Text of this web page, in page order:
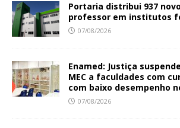
Portaria distribui 937
professor em institutos
07/08/2026
Enamed: Justiça
MEC a faculdades com
com baixo desempenho
07/08/2026